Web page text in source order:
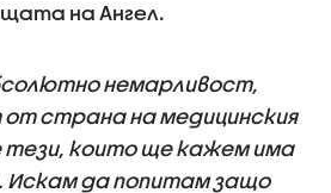
на Ангел.
немарливост,
страна на медицинския
тези, които ще кажем има
Искам да попитам защо